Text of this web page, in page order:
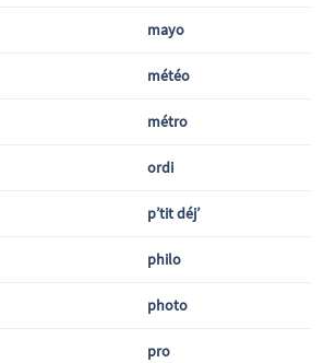
mayo
météo
métro
ordi
p’tit déj’
philo
photo
pro